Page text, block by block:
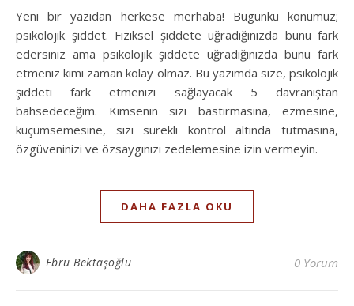
Yeni bir yazıdan herkese merhaba! Bugünkü konumuz;
psikolojik şiddet. Fiziksel şiddete uğradığınızda bunu fark
edersiniz ama psikolojik şiddete uğradığınızda bunu fark
etmeniz kimi zaman kolay olmaz. Bu yazımda size, psikolojik
şiddeti fark etmenizi sağlayacak 5 davranıştan
bahsedeceğim. Kimsenin sizi bastırmasına, ezmesine,
küçümsemesine, sizi sürekli kontrol altında tutmasına,
özgüveninizi ve özsaygınızı zedelemesine izin vermeyin.
DAHA FAZLA OKU
Ebru Bektaşoğlu 0 Yorum